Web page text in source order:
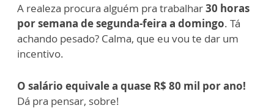
A realeza procura alguém pra trabalhar30 horas
por semana de segunda-feira a domingo. Tá
achando pesado? Calma, que eu vou te dar um
incentivo.
O salário equivale a quase R$ 80 mil por ano!
Dá pra pensar, sobre!